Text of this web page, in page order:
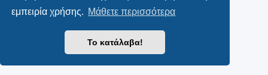
εμπειρία χρήσης. Μάθετε περισσότερα
Το κατάλαβα!